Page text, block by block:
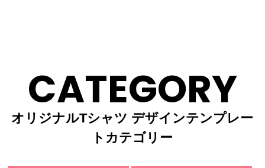
CATEGORY
オリジナルTシャツ デザインテンプレー
トカテゴリー